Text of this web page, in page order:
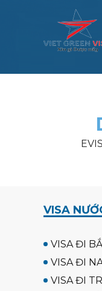
VISA
VISA ĐI
VISA ĐI
VISA ĐI